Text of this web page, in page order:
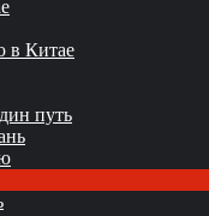
в Китае
путь